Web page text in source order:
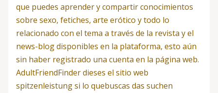
que puedes aprender y compartir conocimientos
sobre sexo, fetiches, arte erótico y todo lo
relacionado con el tema a través de la revista y el
news-blog disponibles en la plataforma, esto aún
sin haber registrado una cuenta en la página web.
AdultFriendFinder dieses el sitio web
spitzenleistung si lo quebuscas das suchen